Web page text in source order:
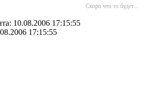
Скоро что то будет...
10.08.2006 17:15:55
17:15:55